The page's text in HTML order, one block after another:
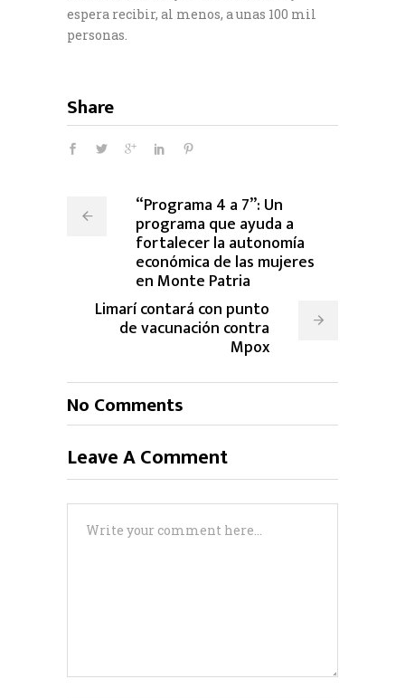
espera recibir, al menos, a unas 100 mil
personas.
Share
“Programa 4 a 7”: Un
programa que ayuda a
fortalecer la autonomía
económica de las mujeres
en Monte Patria
Limarí contará con punto
de vacunación contra
Mpox
No Comments
Leave A Comment